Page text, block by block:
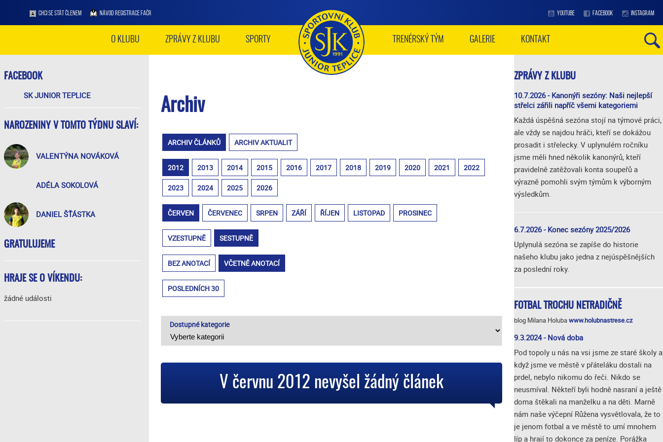
CHCI SE STÁT ČLENEM NÁVOD REGISTRACE FAČR YOUTUBE FACEBOOK INSTAGRAM
O KLUBU ZPRÁVY Z KLUBU SPORTY TRENÉRSKÝ TÝM GALERIE KONTAKT
FACEBOOK
SK JUNIOR TEPLICE
NAROZENINY V TOMTO TÝDNU SLAVÍ:
VALENTÝNA NOVÁKOVÁ
ADÉLA SOKOLOVÁ
DANIEL ŠŤÁSTKA
GRATULUJEME
HRAJE SE O VÍKENDU:
žádné události
Archiv
ARCHIV ČLÁNKŮ ARCHIV AKTUALIT
2012 2013 2014 2015 2016 2017 2018 2019 2020 2021 2022
2023 2024 2025 2026
ČERVEN ČERVENEC SRPEN ZÁŘÍ ŘÍJEN LISTOPAD PROSINEC
VZESTUPNĚ SESTUPNĚ
BEZ ANOTACÍ VČETNĚ ANOTACÍ
POSLEDNÍCH 30
Dostupné kategorie
V červnu 2012 nevyšel žádný článek
ZPRÁVY Z KLUBU
10.7.2026 - Kanonýři sezóny: Naši nejlepší
střelci zářili napříč všemi kategoriemi
Každá úspěšná sezóna stojí na týmové práci,
ale vždy se najdou hráči, kteří se dokážou
prosadit i střelecky. V uplynulém ročníku
jsme měli hned několik kanonýrů, kteří
pravidelně zatěžovali konta soupeřů a
výrazně pomohli svým týmům k výborným
výsledkům.
6.7.2026 - Konec sezóny 2025/2026
Uplynulá sezóna se zapíše do historie
našeho klubu jako jedna z nejúspěšnějších
za poslední roky.
FOTBAL TROCHU NETRADIČNĚ
blog Milana Holubawww.holubnastrese.cz
9.3.2024 - Nová doba
Pod topoly u nás na vsi jsme ze staré školy a
když jsme ve městě v přáteláku dostali na
prdel, nebylo nikomu do řeči. Nikdo se
neusmíval. Někteří byli hodně nasraní a ještě
doma štěkali na manželku a na děti. Marně
nám naše výčepní Růžena vysvětlovala, že to
je jenom fotbal a ve městě to umí mnohem
líp a hrají to dokonce za peníze. Porážka